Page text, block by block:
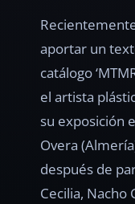
aportar un
catálogo
el artista
su exposición
Overa
después de
Cecilia, Nacho